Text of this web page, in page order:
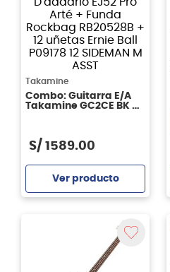
Takamine
Combo: Guitarra E/A
Takamine GC2CE BK +
Rockbag RB20528B + 12
uñetas Ernie Ball
P09178 12 SIDEMAN M
ASST
S/ 1589.00
Ver producto